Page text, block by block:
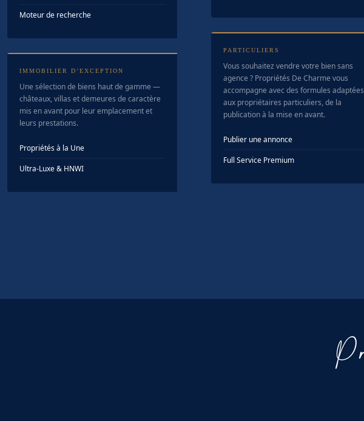
Moteur de recherche
IMMOBILIER D’EXCEPTION
Une sélection de biens haut de gamme —
châteaux, villas et demeures de caractère
mis en avant pour leur emplacement et
leurs prestations.
Propriétés à la Une
Ultra-Luxe & HNWI
PARTICULIERS
Vous souhaitez vendre votre bien sans
agence ? Propriétés De Charme vous
accompagne avec des formules adaptées
aux propriétaires particuliers, de la
publication à la mise en avant.
Publier une annonce
Full Service Premium